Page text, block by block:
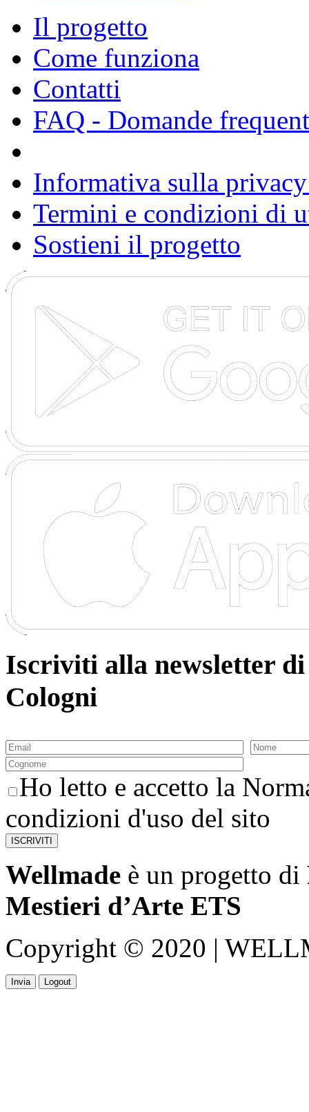
Il progetto
Come funziona
Contatti
FAQ - Domande
Informativa sulla
Termini e condizioni di
Sostieni il progetto
Iscriviti alla newsletter di
Cologni
Ho letto e accetto la
condizioni d'uso del sito
Wellmade è un progetto di
Mestieri d’Arte ETS
Copyright © 2020 |
Invia Logout